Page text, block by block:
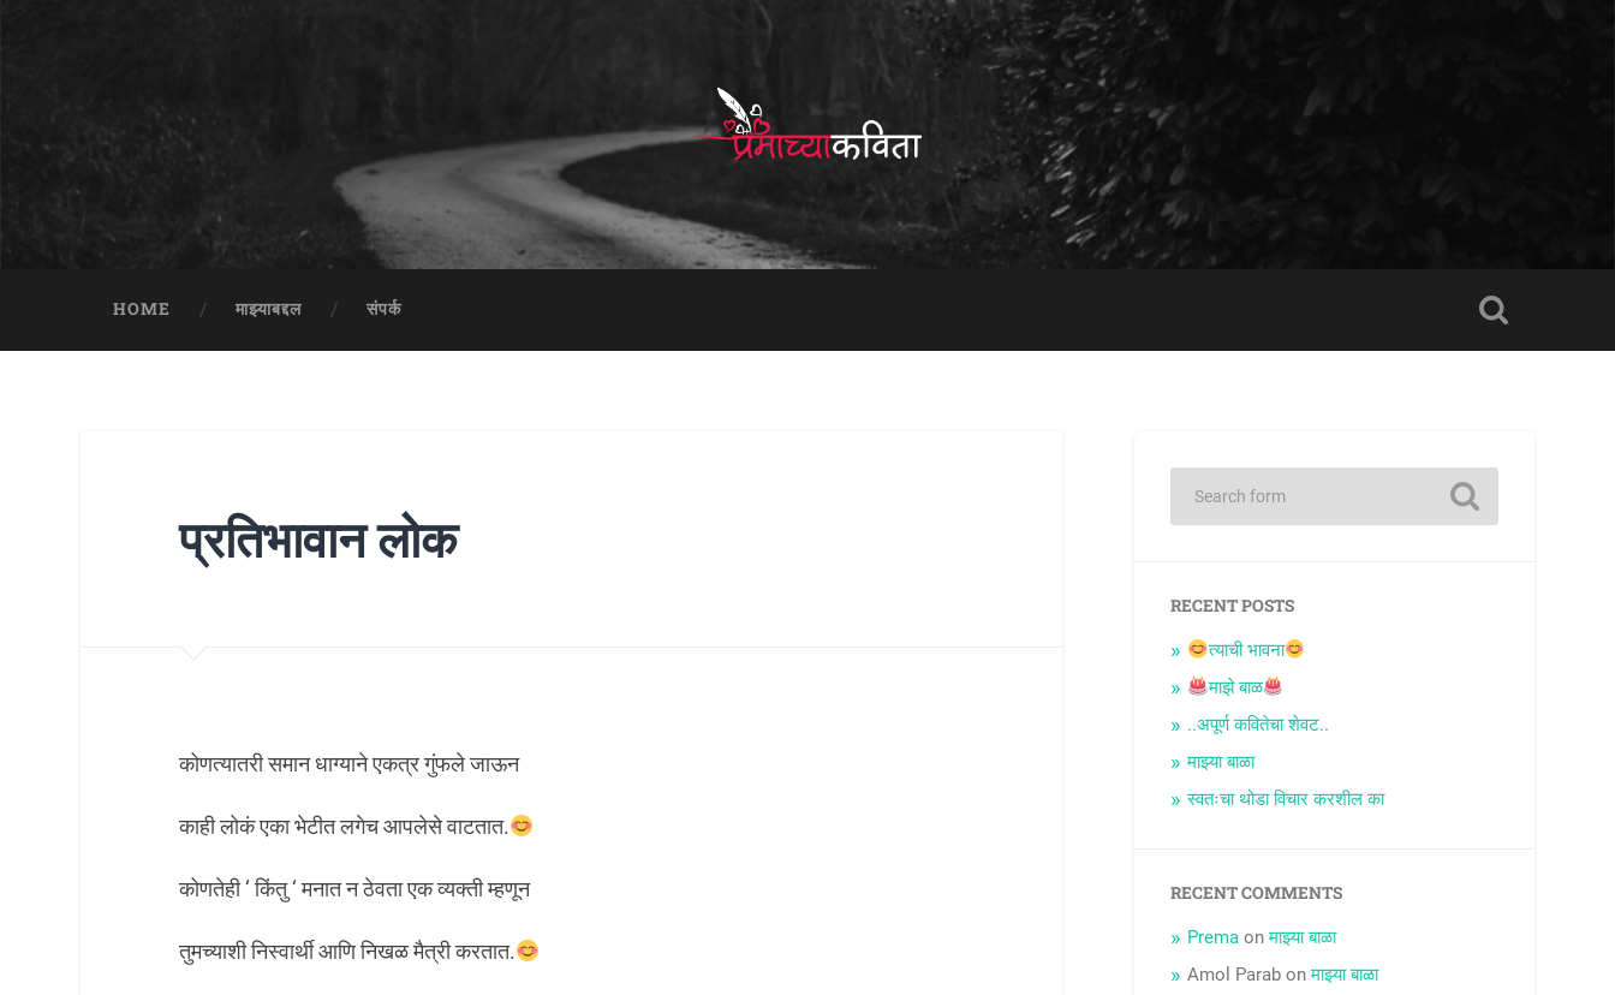
HOME माझ्याबद्दल संपर्क
प्रतिभावान लोक
कोणत्यातरी समान धाग्याने एकत्र गुंफले जाऊन
काही लोकं एका भेटीत लगेच आपलेसे वाटतात.
कोणतेही ‘ किंतु ‘ मनात न ठेवता एक व्यक्ती म्हणून
तुमच्याशी निस्वार्थी आणि निखळ मैत्री करतात.
RECENT POSTS
त्याची भावना
माझे बाळ
..अपूर्ण कवितेचा शेवट..
माझ्या बाळा
स्वतःचा थोडा विचार करशील का
RECENT COMMENTS
Prema onमाझ्या बाळा
Amol Parab onमाझ्या बाळा